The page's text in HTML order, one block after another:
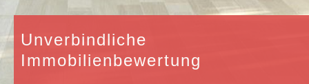
Unverbindliche
Immobilienbewertung